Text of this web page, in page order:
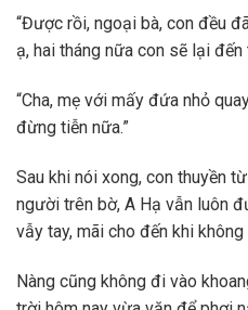
“Được rồi, ngoại bà, con đều
ạ, hai tháng nữa con sẽ lại đến
“Cha, mẹ với mấy đứa nhỏ
đừng tiễn nữa.”
Sau khi nói xong, con thuyền
người trên bờ, A Hạ vẫn luôn
vẫy tay, mãi cho đến khi
Nàng cũng không đi vào